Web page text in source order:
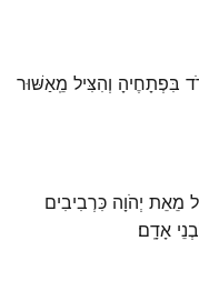
בִּפְתָחֶיהָ וְהִצִּיל מֵֽאַשּׁוּר
מֵאֵת יְהֹוָה כִּרְבִיבִים
אָדָֽם׃